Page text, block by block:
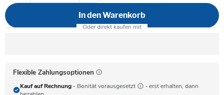
In den Warenkorb
Flexible Zahlungsoptionen
Kauf auf Rechnung - Bonität vorausgesetzt
- erst erhalten, dann